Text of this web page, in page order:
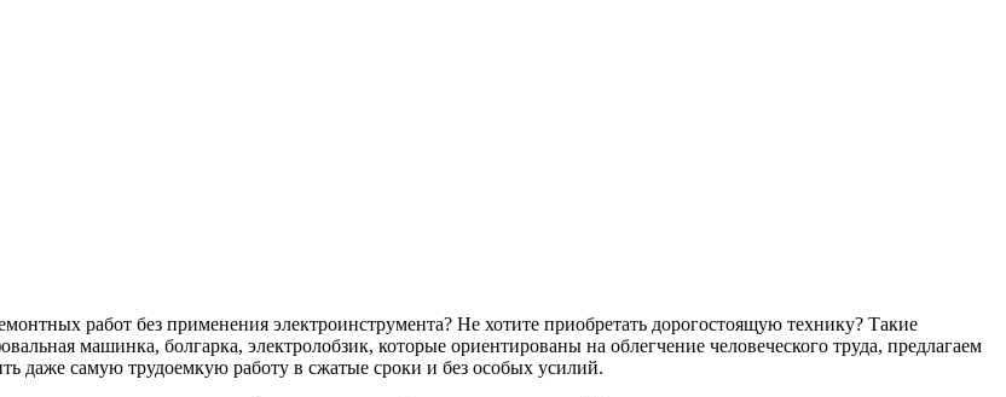
работ без применения электроинструмента? Не хотите приобретать дорогостоящую технику? Такие
машинка, болгарка, электролобзик, которые ориентированы на облегчение человеческого труда, предлагаем
даже самую трудоемкую работу в сжатые сроки и без особых усилий.